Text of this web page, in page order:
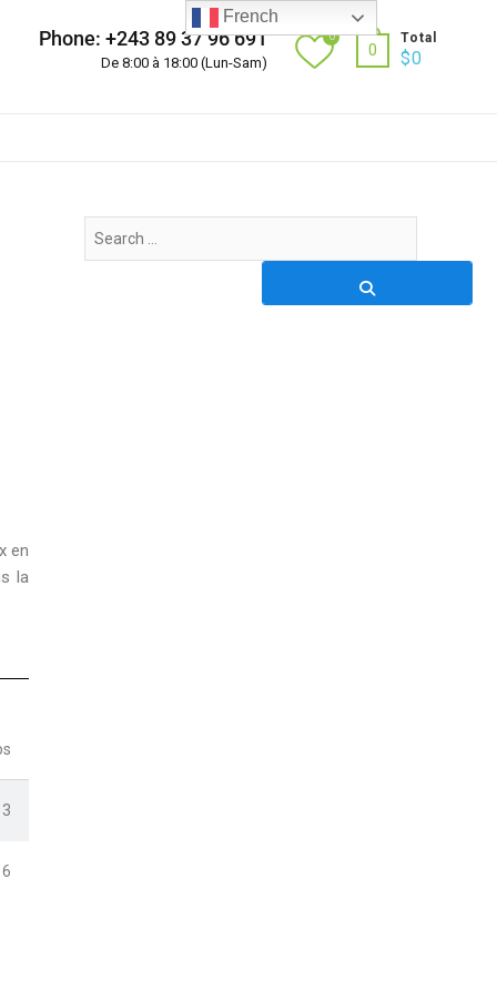
Phone: +243 89 37 96 691
De 8:00 à 18:00 (Lun-Sam)
0
0
Total
$0
en
la
French